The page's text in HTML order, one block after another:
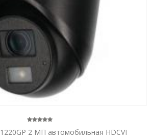
2 МП автомобильная HDCVI